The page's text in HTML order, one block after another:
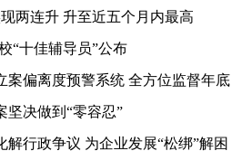
两连升 升至近五个月内最高
“十佳辅导员”公布
案偏离度预警系统 全方位监督年底
坚决做到“零容忍”
行政争议 为企业发展“松绑”解困